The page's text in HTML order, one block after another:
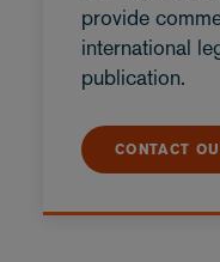
provide
international
publication.
CONTACT